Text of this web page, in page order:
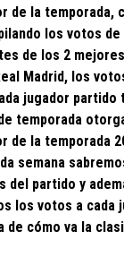
de la temporada,
los votos
de los 2
Madrid, los
jugador
temporada
de la temporada
semana
del partido y
los votos a cada
de cómo va la